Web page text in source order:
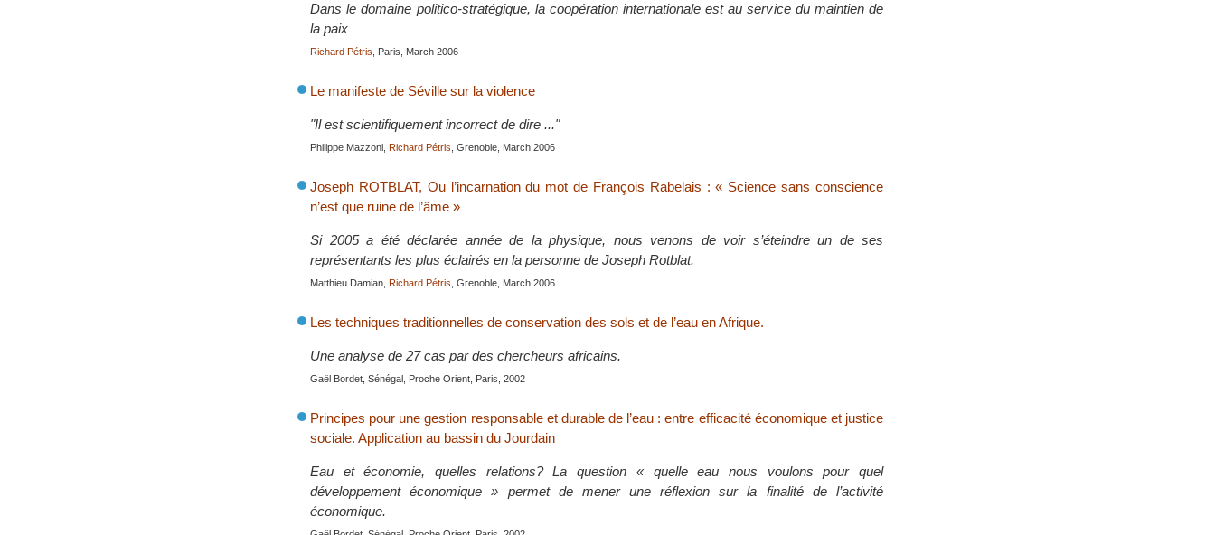
Dans le domaine politico-stratégique, la coopération internationale est au service du maintien de
la paix
Richard Pétris , Paris, March 2006
Le manifeste de Séville sur la violence
"Il est scientifiquement incorrect de dire ..."
Philippe Mazzoni, Richard Pétris , Grenoble, March 2006
Joseph ROTBLAT, Ou l’incarnation du mot de François Rabelais : « Science sans conscience
n’est que ruine de l’âme »
Si 2005 a été déclarée année de la physique, nous venons de voir s’éteindre un de ses
représentants les plus éclairés en la personne de Joseph Rotblat.
Matthieu Damian, Richard Pétris , Grenoble, March 2006
Les techniques traditionnelles de conservation des sols et de l’eau en Afrique.
Une analyse de 27 cas par des chercheurs africains.
Gaël Bordet, Sénégal, Proche Orient, Paris, 2002
Principes pour une gestion responsable et durable de l’eau : entre efficacité économique et justice
sociale. Application au bassin du Jourdain
Eau et économie, quelles relations? La question « quelle eau nous voulons pour quel
développement économique » permet de mener une réflexion sur la finalité de l’activité
économique.